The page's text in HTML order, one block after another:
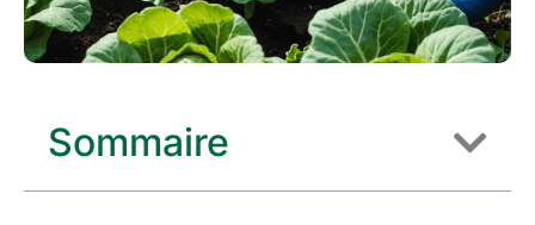
Sommaire